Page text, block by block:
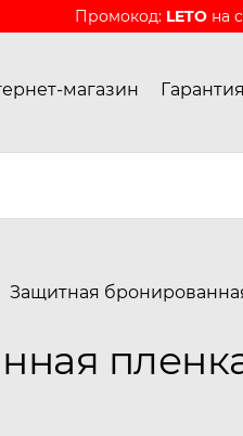
Промокод: LETO на
магазин
Защитная